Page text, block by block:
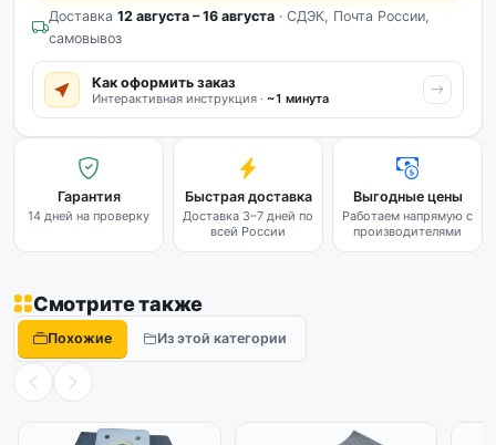
Доставка 12 августа – 16 августа · СДЭК, Почта России,
самовывоз
Как оформить заказ
Интерактивная инструкция · ~1 минута
Гарантия
14 дней на проверку
Быстрая доставка
Доставка 3–7 дней по
всей России
Выгодные цены
Работаем напрямую с
производителями
Смотрите также
Похожие Из этой категории